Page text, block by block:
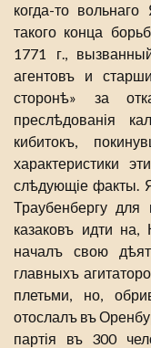
когда-то
такого конца
1771 г.,
агентовъ и
сторонѣ» за
преслѣдованія
кибитокъ,
характеристики
слѣдующіе факты.
Траубенбергу для
казаковъ идти
началъ свою
главныхъ
плетьми, но,
отослалъ въ
партія въ 300